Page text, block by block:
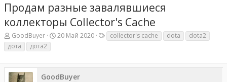
Продам разные завалявшиеся
коллекторы Collector's Cache
А
в
т
р
т
GoodBuyer
Д
н
а
20 Май 2020
Т
е
collector's cache dota
dota2
дота
дота2
GoodBuyer